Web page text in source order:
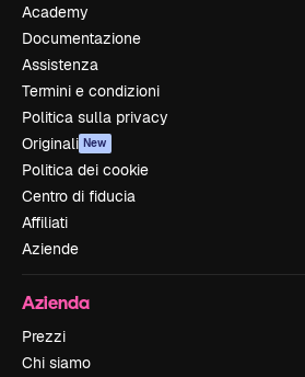
Academy
Documentazione
Assistenza
Termini e condizioni
Politica sulla privacy
Originali New
Politica dei cookie
Centro di fiducia
Affiliati
Aziende
Azienda
Prezzi
Chi siamo